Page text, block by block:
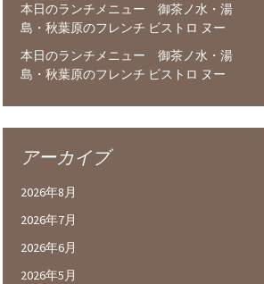
本日のランチメニュー 御茶ノ水・湯
島・秋葉原のフレンチ ビストロ ヌー
本日のランチメニュー 御茶ノ水・湯
島・秋葉原のフレンチ ビストロ ヌー
アーカイブ
2026年8月
2026年7月
2026年6月
2026年5月